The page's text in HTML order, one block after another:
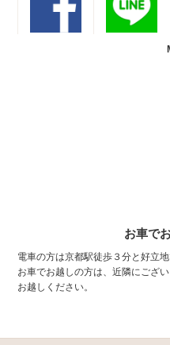
お車で
電車の方は京都駅徒歩３分と好立地
お車でお越しの方は、近隣にござ
お越しください。